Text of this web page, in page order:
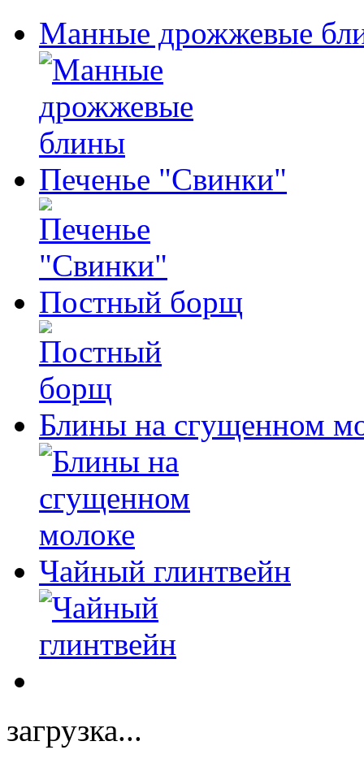
Манные дрожжевые
Печенье "Свинки"
Постный борщ
Блины на сгущенном
Чайный глинтвейн
загрузка...